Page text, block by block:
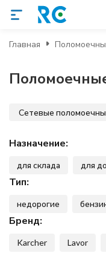
Главная
Сетевые
Назначение:
для склада для
Тип:
недорогие
Бренд:
Karcher Lavor